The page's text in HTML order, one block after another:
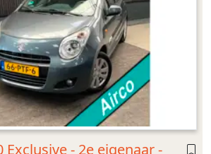
Exclusive - 2e eigenaar -